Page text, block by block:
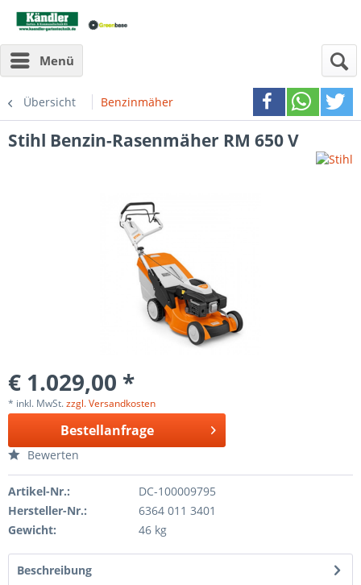
Menü
Übersicht Benzinmäher
Stihl Benzin-Rasenmäher RM 650 V
€ 1.029,00 *
* inkl. MwSt.zzgl. Versandkosten
Bestellanfrage
Bewerten
Artikel-Nr.:
DC-100009795
Hersteller-Nr.:
6364 011 3401
Gewicht:
46 kg
Beschreibung